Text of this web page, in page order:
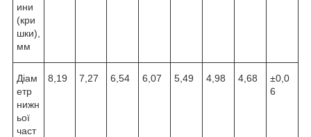
ини
(кри
шки),
мм
Діам
етр
нижн
ьої
част
8,19 7,27 6,54 6,07 5,49 4,98 4,68
±0,0
6